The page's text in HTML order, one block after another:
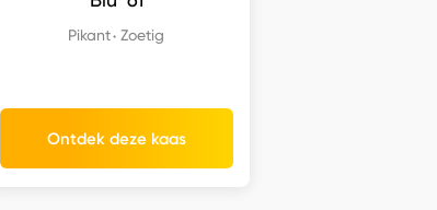
Pikant Zoetig
Ontdek deze kaas